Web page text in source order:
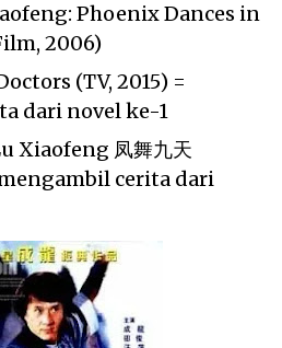
Phoenix Dances in
2006)
(TV, 2015) =
dari novel ke-1
Xiaofeng 凤舞九天
cerita dari